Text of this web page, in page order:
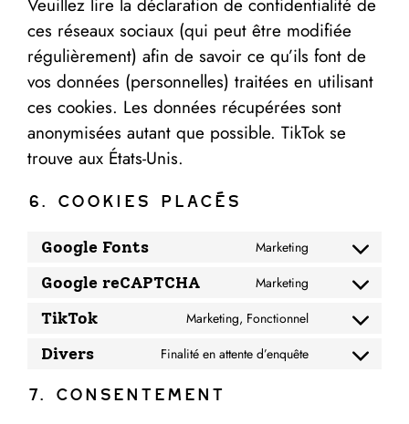
Veuillez lire la déclaration de confidentialité de
ces réseaux sociaux (qui peut être modifiée
régulièrement) afin de savoir ce qu’ils font de
vos données (personnelles) traitées en utilisant
ces cookies. Les données récupérées sont
anonymisées autant que possible. TikTok se
trouve aux États-Unis.
6. Cookies placés
Google Fonts Marketing
Google reCAPTCHA Marketing
TikTok Marketing, Fonctionnel
Divers Finalité en attente d’enquête
7. Consentement